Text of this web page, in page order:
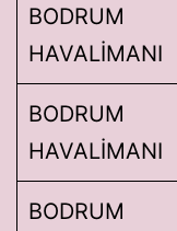
BODRUM
HAVALİMANI
BODRUM
HAVALİMANI
BODRUM